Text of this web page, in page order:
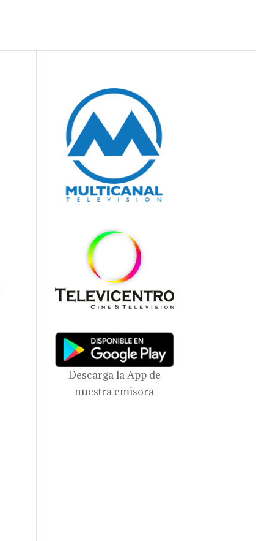
Descarga la App de
nuestra emisora